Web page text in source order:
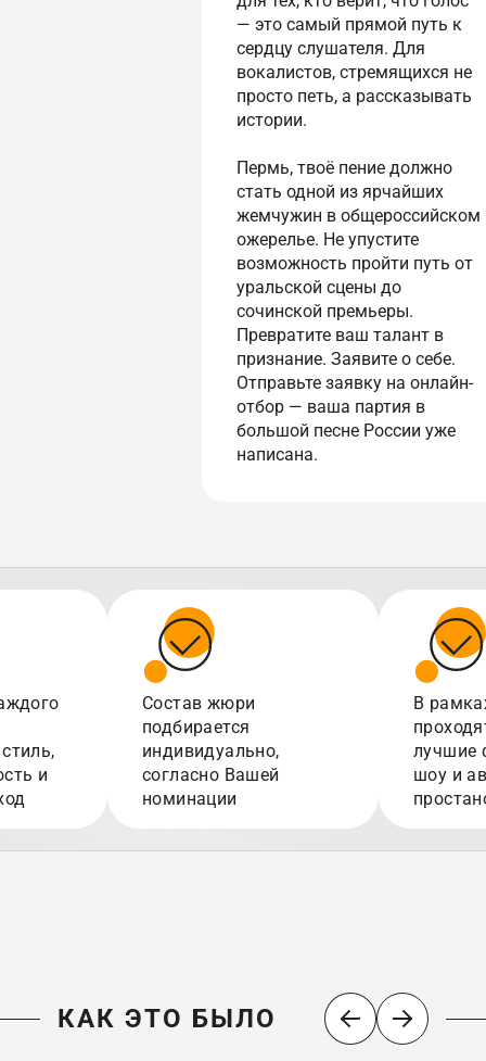
— это самый прямой путь к
сердцу слушателя. Для
вокалистов, стремящихся не
просто петь, а рассказывать
истории.
Пермь, твоё пение должно
стать одной из ярчайших
жемчужин в общероссийском
ожерелье. Не упустите
возможность пройти путь от
уральской сцены до
сочинской премьеры.
Превратите ваш талант в
признание. Заявите о себе.
Отправьте заявку на онлайн-
отбор — ваша партия в
большой песне России уже
написана.
и
Состав жюри
подбирается
индивидуально,
согласно Вашей
номинации
В
лучшие
шоу и
КАК ЭТО БЫЛО